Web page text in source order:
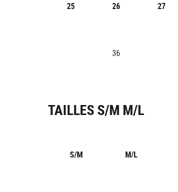
25 26 27
36
TAILLES S/M M/L
S/M M/L